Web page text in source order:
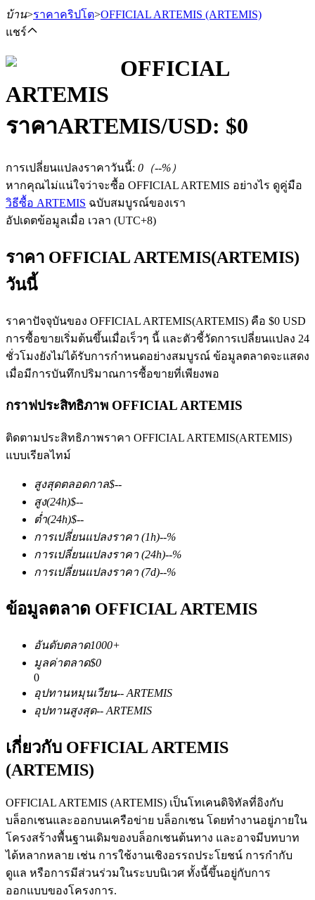
ฟิวเจอร์ส
ฟิวเจอร์ส USDT
ฟิวเจอร์สที่ใช้ USDT เป็นหลักประกัน
ฟิวเจอร์ส COIN-M
ฟิวเจอร์สสกุลเงินดิจิทัล
TradFi
อนุพันธ์ของหุ้น ฟอเร็กซ์ โลหะมีค่า และสินค้าโภคภัณฑ์
ฟิวเจอร์ส USDC
ฟิวเจอร์สที่ใช้ USDC เป็นหลักประกัน
คัดลอกการซื้อขาย
เข้าร่วมกับเทรดเดอร์ชั้นนำ
บ้าน>ราคาคริปโต>OFFICIAL ARTEMIS (ARTEMIS)
แชร์
OFFICIAL
ARTEMIS
ราคาARTEMIS/USD: $0
การเปลี่ยนแปลงราคาวันนี้: 0 （--%）
หากคุณไม่แน่ใจว่าจะซื้อ OFFICIAL ARTEMIS อย่างไร ดูคู่มือ
วิธีซื้อ ARTEMIS ฉบับสมบูรณ์ของเรา
อัปเดตข้อมูลเมื่อ เวลา (UTC+8)
ราคา OFFICIAL ARTEMIS(ARTEMIS)
วันนี้
ราคาปัจจุบันของ OFFICIAL ARTEMIS(ARTEMIS) คือ $0 USD
การซื้อขายเริ่มต้นขึ้นเมื่อเร็วๆ นี้ และตัวชี้วัดการเปลี่ยนแปลง 24
ชั่วโมงยังไม่ได้รับการกำหนดอย่างสมบูรณ์ ข้อมูลตลาดจะแสดง
เมื่อมีการบันทึกปริมาณการซื้อขายที่เพียงพอ
กราฟประสิทธิภาพ OFFICIAL ARTEMIS
ติดตามประสิทธิภาพราคา OFFICIAL ARTEMIS(ARTEMIS)
แบบเรียลไทม์
สูงสุดตลอดกาล$--
สูง(24h)$--
ต่ำ(24h)$--
การเปลี่ยนแปลงราคา (1h)--%
การเปลี่ยนแปลงราคา (24h)--%
การเปลี่ยนแปลงราคา (7d)--%
ข้อมูลตลาด OFFICIAL ARTEMIS
อันดับตลาด1000+
มูลค่าตลาด$0
0
อุปทานหมุนเวียน-- ARTEMIS
อุปทานสูงสุด-- ARTEMIS
เกี่ยวกับ OFFICIAL ARTEMIS
(ARTEMIS)
OFFICIAL ARTEMIS (ARTEMIS) เป็นโทเคนดิจิทัลที่อิงกับ
บล็อกเชนและออกบนเครือข่าย บล็อกเชน โดยทำงานอยู่ภายใน
โครงสร้างพื้นฐานเดิมของบล็อกเชนต้นทาง และอาจมีบทบาท
ได้หลากหลาย เช่น การใช้งานเชิงอรรถประโยชน์ การกำกับ
ดูแล หรือการมีส่วนร่วมในระบบนิเวศ ทั้งนี้ขึ้นอยู่กับการ
ออกแบบของโครงการ.